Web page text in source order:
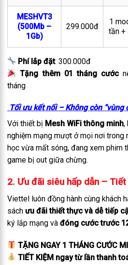
MESHVT3
(500Mb –
1Gb)
299.000đ
1
tần +
Phí lắp đặt: 300.000đ
Tặng thêm 01 tháng cước
tháng
Tối ưu kết nối – Không còn “vùng
Với thiết bị Mesh WiFi thông minh,
nghiệm mạng mượt ở mọi nơi trong
học vừa mất sóng, đang xem phim
game bị out giữa chừng.
2. Ưu đãi siêu hấp dẫn –
Viettel luôn đồng hành cùng khách
sách ưu đãi thiết thực và dễ tiếp
ký lắp mạng và đóng cước trước
TẶNG NGAY 1 THÁNG CƯỚC
TIẾT KIỆM ngay từ lần thanh